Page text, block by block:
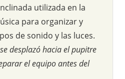
utilizada en la
para organizar y
de sonido y las luces.
desplazó hacia el pupitre
el equipo antes del